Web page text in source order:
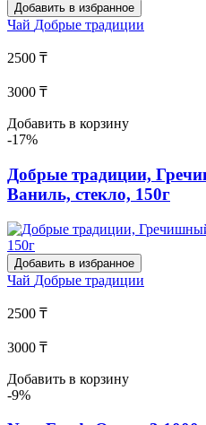
Добавить в избранное
Чай Добрые традиции
2500 ₸
3000 ₸
Добавить в корзину
-17%
Добрые традиции,
Ваниль, стекло, 150г
Добавить в избранное
Чай Добрые традиции
2500 ₸
3000 ₸
Добавить в корзину
-9%